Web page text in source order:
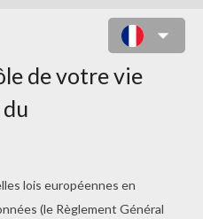
un formidable
en famille,
événements sont
. Pièces de théâtre,
pour enfants,